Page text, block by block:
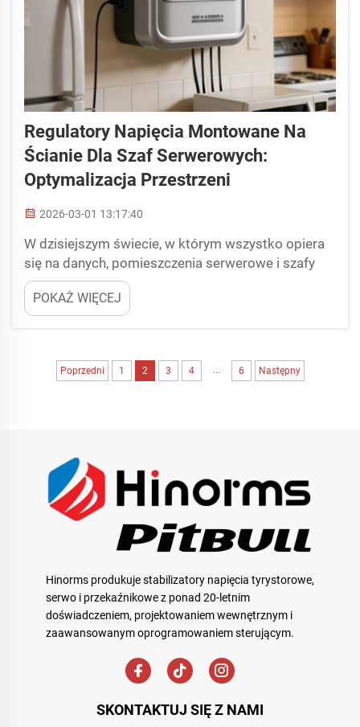
Regulatory Napięcia Montowane Na
Ścianie Dla Szaf Serwerowych:
Optymalizacja Przestrzeni
2026-03-01 13:17:40
W dzisiejszym świecie, w którym wszystko opiera
się na danych, pomieszczenia serwerowe i szafy
sieciowe stają się coraz mniejsze, podczas gdy
zapotrzebowanie na nie rośnie. Użytkownicy
powinni wykorzystać każdy centymetr kwadratowy
jakości zasilania. Regulatory napięcia montowane
na ścianie...
POKAŻ WIĘCEJ
Poprzedni 1 2 3 4 ... 6 Następny
Hinorms produkuje stabilizatory napięcia tyrystorowe,
serwo i przekaźnikowe z ponad 20-letnim
doświadczeniem, projektowaniem wewnętrznym i
zaawansowanym oprogramowaniem sterującym.
SKONTAKTUJ SIĘ Z NAMI